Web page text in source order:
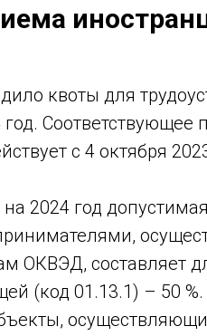
квоты для
Соответствующее
с 4 октября
2024 год
ОКВЭД, составляет
(код 01.13.1) – 50 %.